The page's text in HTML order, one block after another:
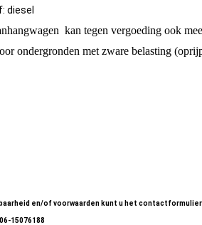
diesel
kan tegen vergoeding ook
ondergronden met zware belasting
en/of voorwaarden kunt u het
15076188